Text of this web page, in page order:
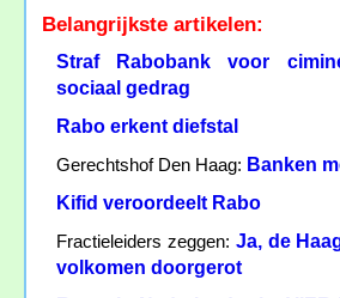
Belangrijkste artikelen:
Straf Rabobank voor
sociaal gedrag
Rabo erkent diefstal
Gerechtshof Den Haag: Banken
Kifid veroordeelt Rabo
Fractieleiders zeggen: Ja, de
volkomen doorgerot